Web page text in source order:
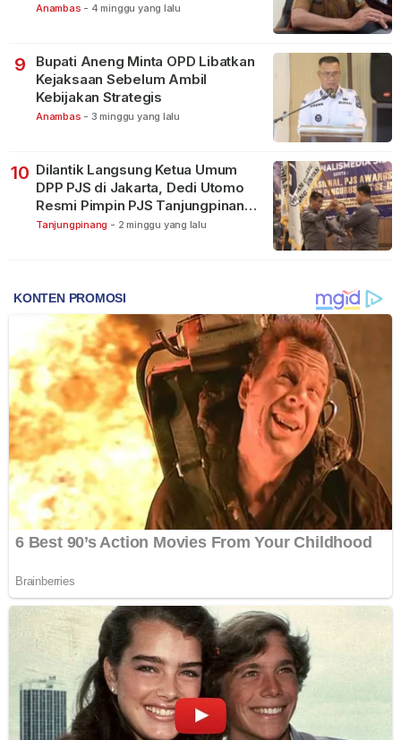
Terbagi Tangani Kasus Lain
Anambas - 4 minggu yang lalu
9
Bupati Aneng Minta OPD Libatkan
Kejaksaan Sebelum Ambil
Kebijakan Strategis
Anambas - 3 minggu yang lalu
10 Dilantik Langsung Ketua Umum
DPP PJS di Jakarta, Dedi Utomo
Resmi Pimpin PJS Tanjungpinang-
Bintan
Tanjungpinang - 2 minggu yang lalu